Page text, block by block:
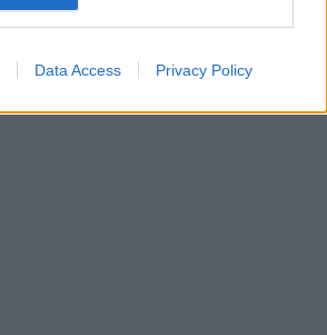
Data Access Privacy Policy